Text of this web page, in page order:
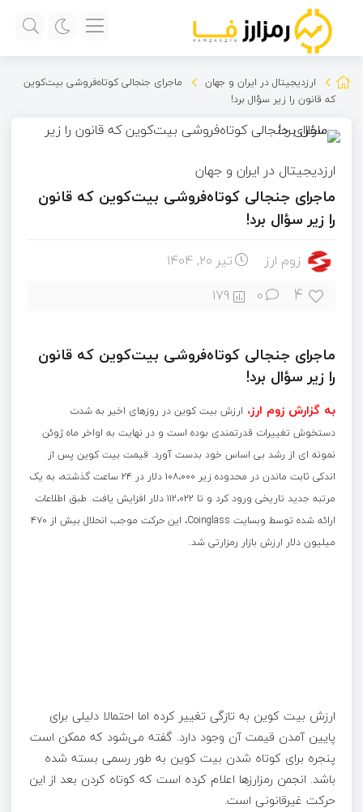
ارزدیجیتال در ایران و جهان
ماجرای جنجالی کوتاه‌فروشی بیت‌کوین
که قانون را زیر سؤال برد!
ارزدیجیتال در ایران و جهان
ماجرای جنجالی کوتاه‌فروشی بیت‌کوین که قانون
را زیر سؤال برد!
زوم ارز تیر ۲۰, ۱۴۰۴
4
0
179
ماجرای جنجالی کوتاه‌فروشی بیت‌کوین که قانون
را زیر سؤال برد!
به گزارش زوم ارز، ارزش بیت کوین در روزهای اخیر به شدت
دستخوش تغییرات قدرتمندی بوده است و در نهایت به اواخر ماه ژوئن
نمونه ای از رشد بی اساس خود بدست آورد. قیمت بیت کوین پس از
اندکی ثابت ماندن در محدوده زیر ۱۰۸،۰۰۰ دلار در ۲۴ ساعت گذشته، به یک
مرتبه جدید تاریخی ورود کرد و تا ۱۱۲،۰۲۲ دلار افزایش یافت. طبق اطلاعات
ارائه شده توسط وبسایت Coinglass، این حرکت موجب انحلال بیش از ۴۷۰
میلیون دلار ارزش بازار رمزارتی شد.
ارزش بیت کوین به تازگی تغییر کرده اما احتمالا دلیلی برای
پایین آمدن قیمت آن وجود دارد. گفته می‌شود که ممکن است
پنجره برای کوتاه شدن بیت کوین به طور رسمی بسته شده
باشد. انجمن رمزارزها اعلام کرده است که کوتاه کردن بعد از این
حرکت غیرقانونی است.